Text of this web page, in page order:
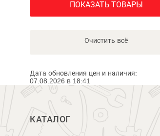
ПОКАЗАТЬ ТОВАРЫ
Очистить всё
Дата обновления цен и наличия:
07.08.2026 в 18:41
КАТАЛОГ